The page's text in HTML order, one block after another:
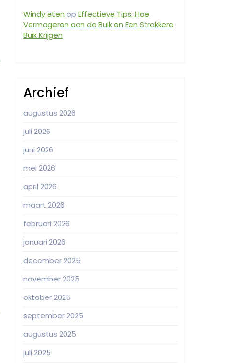
Windy eten op Effectieve Tips: Hoe
Vermageren aan de Buik en Een Strakkere
Buik Krijgen
Archief
augustus 2026
juli 2026
juni 2026
mei 2026
april 2026
maart 2026
februari 2026
januari 2026
december 2025
november 2025
oktober 2025
september 2025
augustus 2025
juli 2025